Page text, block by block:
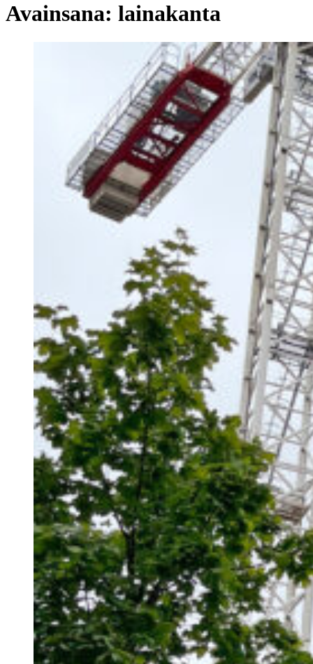
Avainsana: lainakanta